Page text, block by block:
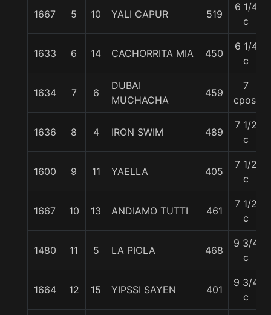
1667 5 10 YALI CAPUR 519
6 1/4
c
1633 6 14 CACHORRITA MIA 450
6 1/4
c
1634 7 6
DUBAI
MUCHACHA
459
7
cpos.
1636 8 4 IRON SWIM 489
7 1/2
c
1600 9 11 YAELLA 405
7 1/2
c
1667 10 13 ANDIAMO TUTTI 461
7 1/2
c
1480 11 5 LA PIOLA 468
9 3/4
c
1664 12 15 YIPSSI SAYEN 401
9 3/4
c